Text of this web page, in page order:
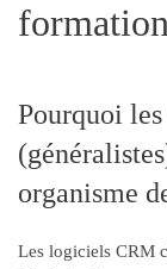
Pourquoi
organisme
Les logiciels CRM